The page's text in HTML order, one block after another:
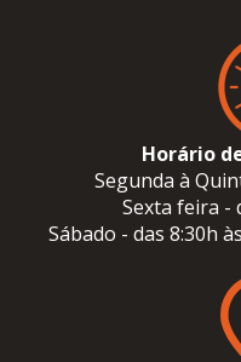
Horário
Segunda à
Sexta feira -
Sábado - das 8:30h